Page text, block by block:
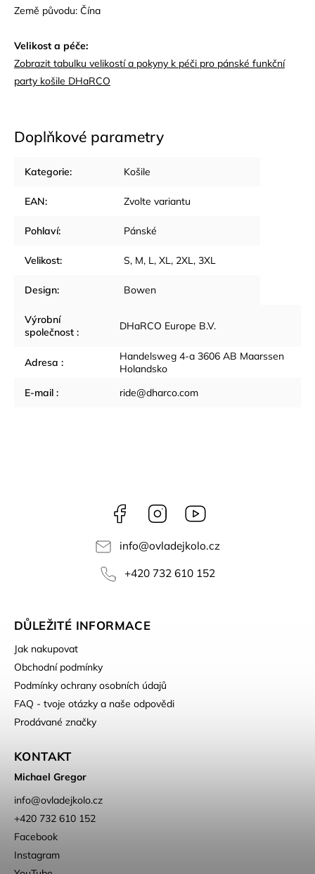
Země původu: Čína
Velikost a péče:
Zobrazit tabulku velikostí a pokyny k péči pro pánské funkční
party košile DHaRCO
Doplňkové parametry
Kategorie: Košile
EAN: Zvolte variantu
Pohlaví: Pánské
Velikost: S, M, L, XL, 2XL, 3XL
Design: Bowen
Výrobní
společnost : DHaRCO Europe B.V.
Adresa :
Handelsweg 4-a 3606 AB Maarssen
Holandsko
E-mail : ride@dharco.com
Facebook Instagram
info@ovladejkolo.cz
+420 732 610 152
DŮLEŽITÉ INFORMACE
Jak nakupovat
Obchodní podmínky
Podmínky ochrany osobních údajů
FAQ - tvoje otázky a naše odpovědi
Prodávané značky
KONTAKT
Michael Gregor
info@ovladejkolo.cz
+420 732 610 152
Facebook
Instagram